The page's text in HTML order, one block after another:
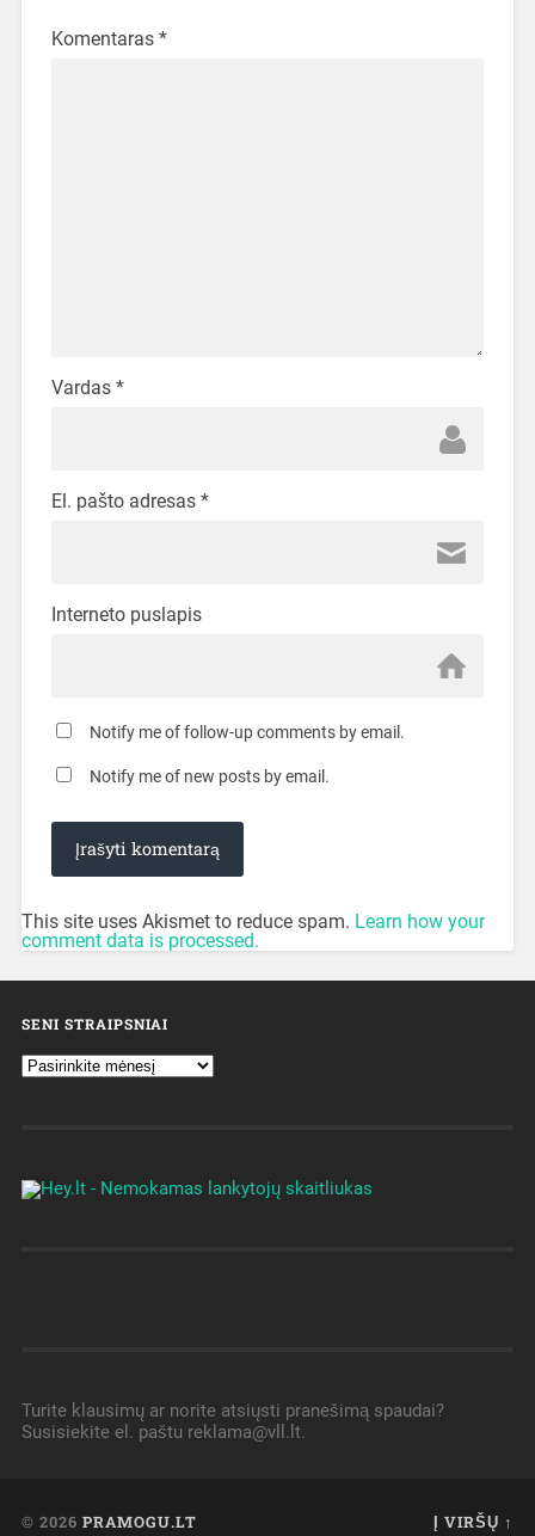
Komentaras *
Vardas *
El. pašto adresas *
Interneto puslapis
Notify me of follow-up comments by email.
Notify me of new posts by email.
This site uses Akismet to reduce spam. Learn how your
comment data is processed.
SENI STRAIPSNIAI
Turite klausimų ar norite atsiųsti pranešimą spaudai?
Susisiekite el. paštu reklama@vll.lt.
© 2026 PRAMOGU.LT Į VIRŠŲ ↑